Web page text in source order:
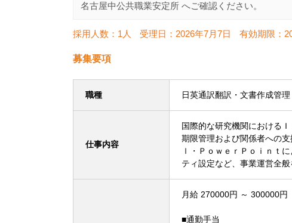
名古屋中公共職業安定所 へご確認ください。
採用人数：1人 受理日： 2026年7月7日 有効期限：
募集要項
職種 日英通訳翻訳・文書作成管
仕事内容
国際的な研究機関における
期限管理および関係者への
ｌ・ＰｏｗｅｒＰｏｉｎｔ
ティ設定など、事業運営
月給 270000円 ～ 300000円
■通勤手当